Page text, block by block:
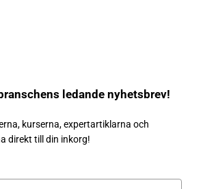
ledande nyhetsbrev!
kurserna, expertartiklarna och
direkt till din inkorg!